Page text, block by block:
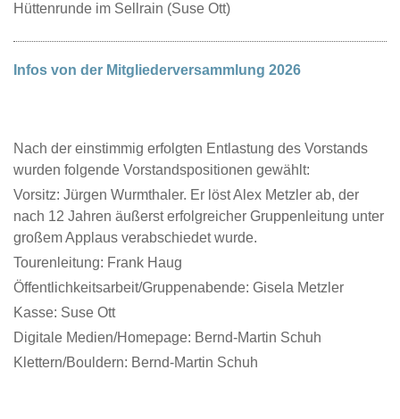
Hüttenrunde im Sellrain (Suse Ott)
Infos von der Mitgliederversammlung 2026
Nach der einstimmig erfolgten Entlastung des Vorstands
wurden folgende Vorstandspositionen gewählt:
Vorsitz: Jürgen Wurmthaler. Er löst Alex Metzler ab, der
nach 12 Jahren äußerst erfolgreicher Gruppenleitung unter
großem Applaus verabschiedet wurde.
Tourenleitung: Frank Haug
Öffentlichkeitsarbeit/Gruppenabende: Gisela Metzler
Kasse: Suse Ott
Digitale Medien/Homepage: Bernd-Martin Schuh
Klettern/Bouldern: Bernd-Martin Schuh